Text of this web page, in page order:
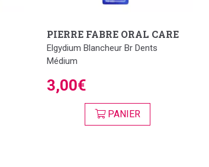
PIERRE FABRE ORAL CARE
Elgydium Blancheur Br Dents
Médium
3,00€
PANIER